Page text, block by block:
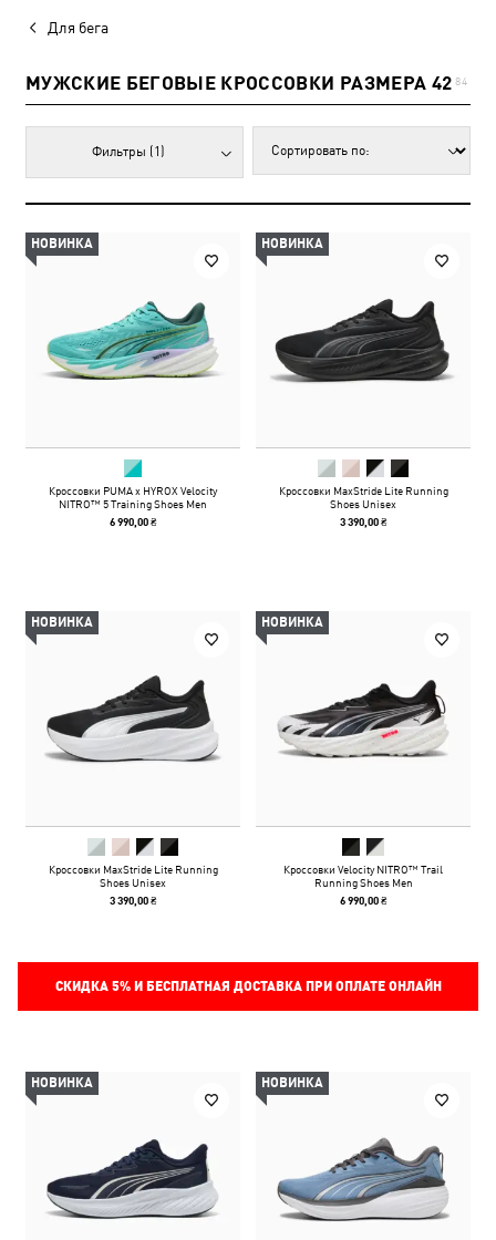
Для бега
МУЖСКИЕ БЕГОВЫЕ КРОССОВКИ РАЗМЕРА 42 84
Фильтры (1)
НОВИНКА
Кроссовки PUMA x HYROX Velocity
NITRO™ 5 Training Shoes Men
6 990,00 ₴
НОВИНКА
Кроссовки MaxStride Lite Running
Shoes Unisex
3 390,00 ₴
НОВИНКА
Кроссовки MaxStride Lite Running
Shoes Unisex
3 390,00 ₴
НОВИНКА
Кроссовки Velocity NITRO™ Trail
Running Shoes Men
6 990,00 ₴
СКИДКА 5%И БЕСПЛАТНАЯ ДОСТАВКА ПРИ ОПЛАТЕ ОНЛАЙН
НОВИНКА НОВИНКА